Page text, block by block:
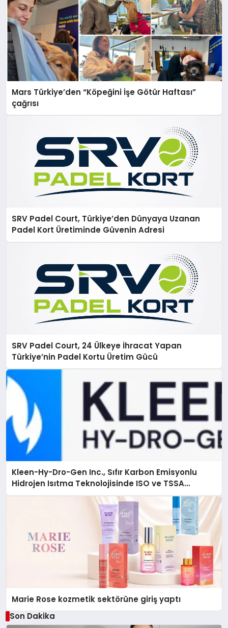
Mars Türkiye’den “Köpeğini İşe Götür Haftası”
çağrısı
SRV Padel Court, Türkiye’den Dünyaya Uzanan
Padel Kort Üretiminde Güvenin Adresi
SRV Padel Court, 24 Ülkeye İhracat Yapan
Türkiye’nin Padel Kortu Üretim Gücü
Kleen-Hy-Dro-Gen Inc., Sıfır Karbon Emisyonlu
Hidrojen Isıtma Teknolojisinde ISO ve TSSA
Düzenleyici Onaylarını Aldı
Marie Rose kozmetik sektörüne giriş yaptı
Son Dakika